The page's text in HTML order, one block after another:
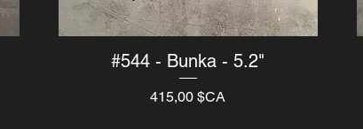
Aperçu rapide
#544 - Bunka - 5.2"
Prix
415,00 $CA